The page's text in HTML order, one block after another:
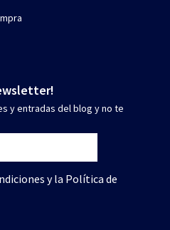
y entradas del blog y no te
y la Política de